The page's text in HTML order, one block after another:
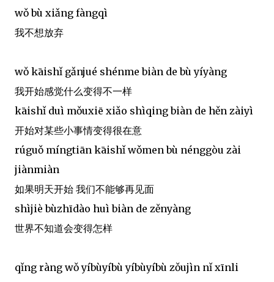
wǒ bù xiǎng fàngqì
我不想放弃
wǒ kāishǐ gǎnjué shénme biàn de bù yíyàng
我开始感觉什么变得不一样
kāishǐ duì mǒuxiē xiǎo shìqing biàn de hěn zàiyì
开始对某些小事情变得很在意
rúguǒ míngtiān kāishǐ wǒmen bù nénggòu zài
jiànmiàn
如果明天开始 我们不能够再见面
shìjiè bùzhīdào huì biàn de zěnyàng
世界不知道会变得怎样
qǐng ràng wǒ yíbùyíbù yíbùyíbù zǒujìn nǐ xīnli